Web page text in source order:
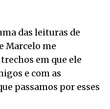
das leituras de
Marcelo me
em que ele
e com as
passamos por esses